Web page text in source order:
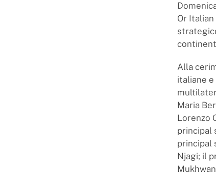
Or
Alla
italiane
Maria
Lorenzo
principal
principal
Njagi; il